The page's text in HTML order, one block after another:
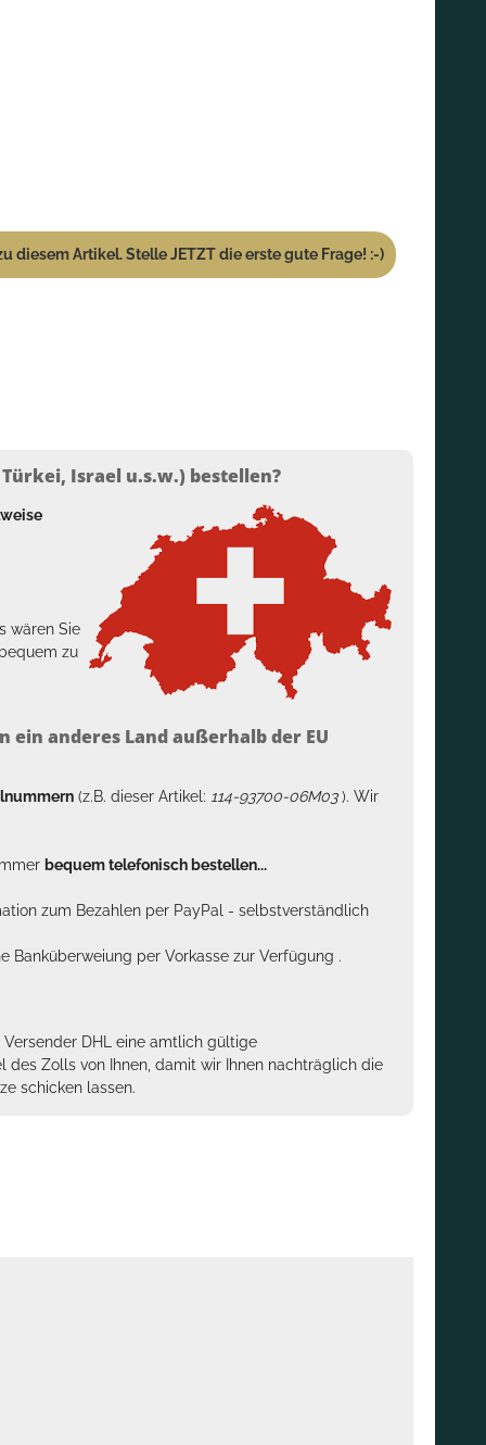
diesem Artikel. Stelle JETZT die erste gute Frage! :-)
Israel u.s.w.) bestellen?
wären Sie
zu
anderes Land außerhalb der EU
(z.B. dieser Artikel: 114-93700-06M03). Wir
bequem telefonisch bestellen...
zum Bezahlen per PayPal - selbstverständlich
Banküberweiung per Vorkasse zur Verfügung .
Versender DHL eine amtlich gültige
Zolls von Ihnen, damit wir Ihnen nachträglich die
schicken lassen.